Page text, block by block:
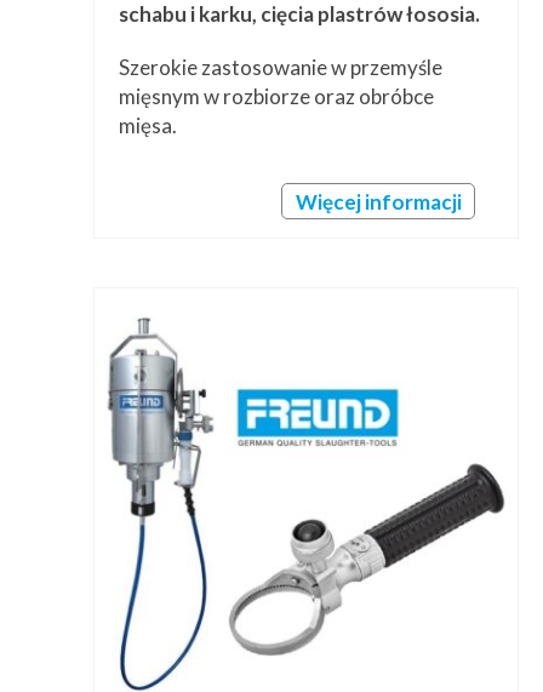
schabu i karku, cięcia plastrów łososia.
Szerokie zastosowanie w przemyśle
mięsnym w rozbiorze oraz obróbce
mięsa.
Więcej informacji